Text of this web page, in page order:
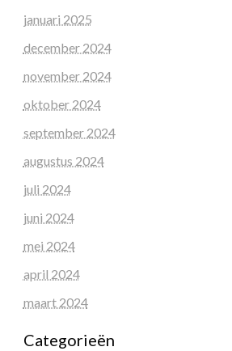
januari 2025
december 2024
november 2024
oktober 2024
september 2024
augustus 2024
juli 2024
juni 2024
mei 2024
april 2024
maart 2024
Categorieën